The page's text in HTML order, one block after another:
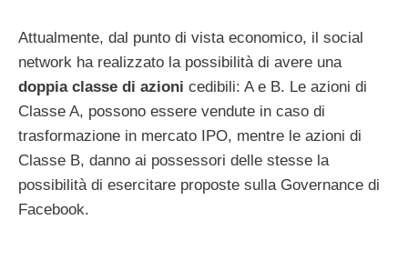
Attualmente, dal punto di vista economico, il social
network ha realizzato la possibilità di avere una
doppia classe di azioni cedibili: A e B. Le azioni di
Classe A, possono essere vendute in caso di
trasformazione in mercato IPO, mentre le azioni di
Classe B, danno ai possessori delle stesse la
possibilità di esercitare proposte sulla Governance di
Facebook.